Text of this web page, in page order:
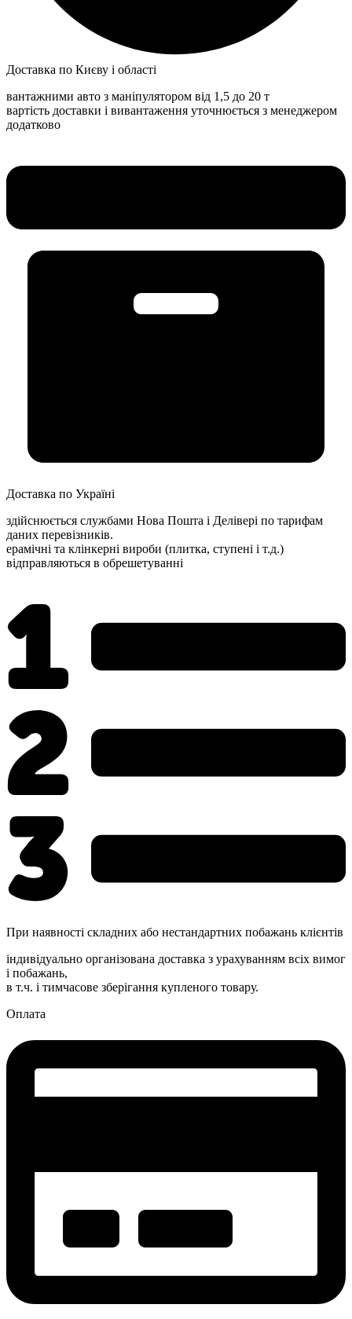
Доставка по Києву і області
вантажними авто з маніпулятором від 1,5 до 20 т
вартість доставки і вивантаження уточнюється з менеджером
додатково
Доставка по Україні
здійснюється службами Нова Пошта і Делівері по тарифам
даних перевізників.
ерамічні та клінкерні вироби (плитка, ступені і т.д.)
відправляються в обрешетуванні
При наявності складних або нестандартних побажань клієнтів
індивідуально організована доставка з урахуванням всіх вимог
і побажань,
в т.ч. і тимчасове зберігання купленого товару.
Оплата